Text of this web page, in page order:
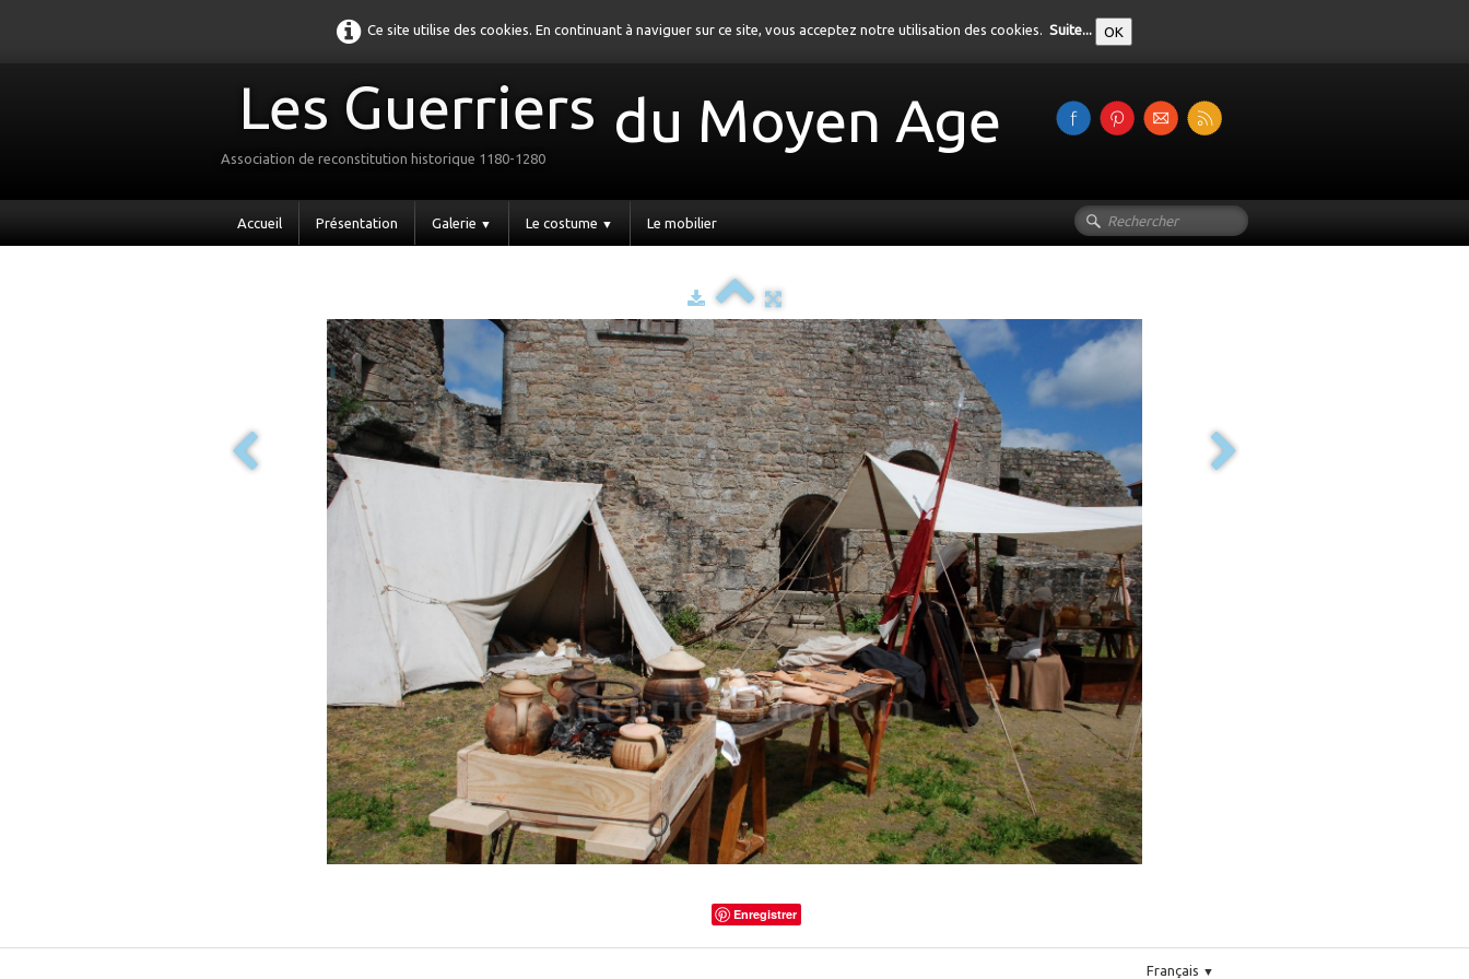
Ce site utilise des cookies. En continuant à naviguer sur ce site, vous acceptez notre utilisation des cookies. Suite... OK
Les Guerriers du Moyen Age
Association de reconstitution historique 1180-1280
Accueil Présentation Galerie ▼ Le costume ▼ Le mobilier
Enregistrer
Français ▼